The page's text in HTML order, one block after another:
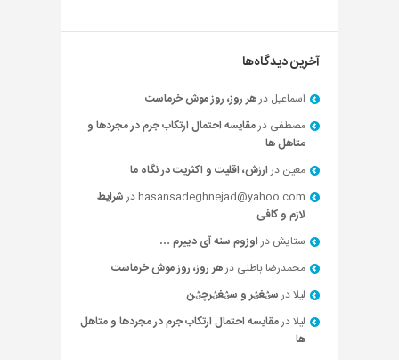
آخرین دیدگاه‌ها
اسماعیل درهر روز، روز موش خرماست
مصطفی درمقایسه احتمال ارتکاب جرم در مجردها و
متاهل ها
معین درارزش، اقلیت و اکثریت در نگاه ما
hasansadeghnejad@yahoo.com درشرایط
لازم و کافی
ستایش دراوزوم سنه آی دییرم …
محمدرضا باطنی درهر روز، روز موش خرماست
لیلادرسؽغؽر و سؽغؽرچؽن
لیلادرمقایسه احتمال ارتکاب جرم در مجردها و متاهل
ها